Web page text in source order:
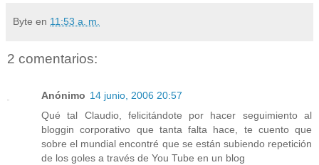
Byte en 11:53 a. m.
2 comentarios:
Anónimo 14 junio, 2006 20:57
Qué tal Claudio, felicitándote por hacer seguimiento al
bloggin corporativo que tanta falta hace, te cuento que
sobre el mundial encontré que se están subiendo repetición
de los goles a través de You Tube en un blog